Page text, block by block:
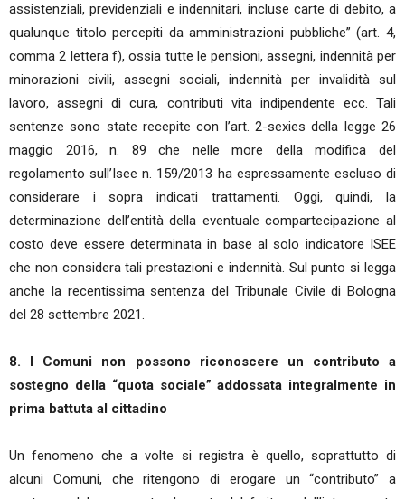
assistenziali, previdenziali e indennitari, incluse carte di debito, a
qualunque titolo percepiti da amministrazioni pubbliche” (art. 4,
comma 2 lettera f), ossia tutte le pensioni, assegni, indennità per
minorazioni civili, assegni sociali, indennità per invalidità sul
lavoro, assegni di cura, contributi vita indipendente ecc. Tali
sentenze sono state recepite con l’art. 2-sexies della legge 26
maggio 2016, n. 89 che nelle more della modifica del
regolamento sull’Isee n. 159/2013 ha espressamente escluso di
considerare i sopra indicati trattamenti. Oggi, quindi, la
determinazione dell’entità della eventuale compartecipazione al
costo deve essere determinata in base al solo indicatore ISEE
che non considera tali prestazioni e indennità. Sul punto si legga
anche la recentissima sentenza del Tribunale Civile di Bologna
del 28 settembre 2021.
8. I Comuni non possono riconoscere un contributo a
sostegno della “quota sociale” addossata integralmente in
prima battuta al cittadino
Un fenomeno che a volte si registra è quello, soprattutto di
alcuni Comuni, che ritengono di erogare un “contributo” a